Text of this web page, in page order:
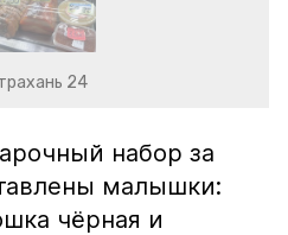
24
набор за
малышки:
чёрная и